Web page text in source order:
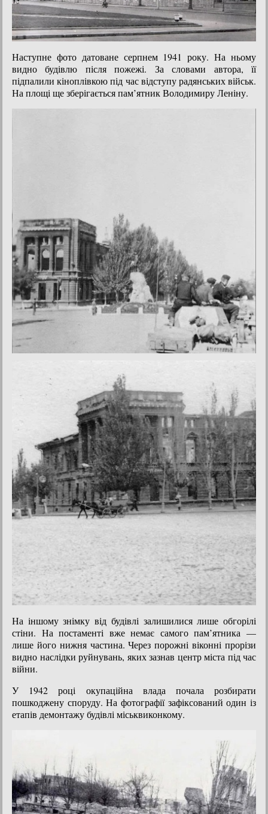
Наступне фото датоване серпнем 1941 року. На ньому
видно будівлю після пожежі. За словами автора, її
підпалили кіноплівкою під час відступу радянських військ.
На площі ще зберігається пам’ятник Володимиру Леніну.
На іншому знімку від будівлі залишилися лише обгорілі
стіни. На постаменті вже немає самого пам’ятника —
лише його нижня частина. Через порожні віконні прорізи
видно наслідки руйнувань, яких зазнав центр міста під час
війни.
У 1942 році окупаційна влада почала розбирати
пошкоджену споруду. На фотографії зафіксований один із
етапів демонтажу будівлі міськвиконкому.